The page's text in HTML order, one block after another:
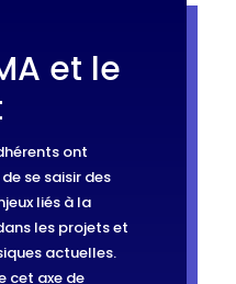
et le
ont
se saisir des
liés à la
les projets et
actuelles.
cet axe de
aux
et
de partager
des
de
de